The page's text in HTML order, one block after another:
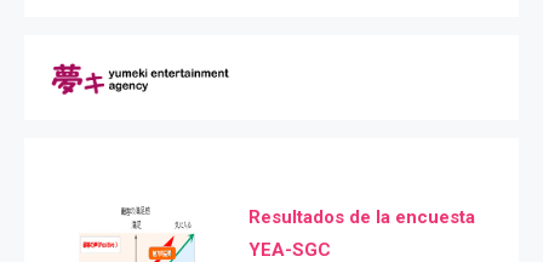
Resultados de la encuesta
YEA-SGC